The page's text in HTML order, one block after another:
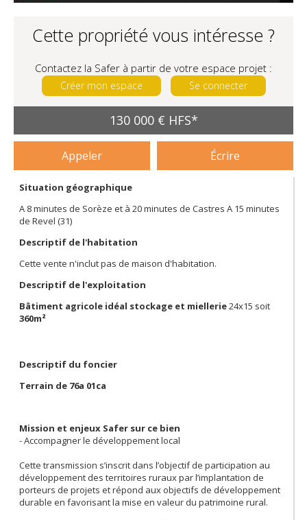
Cette propriété vous intéresse ?
Contactez la Safer à partir de votre espace projet :
Créer mon espace Se connecter
130 000 € HFS*
Appeler Écrire
Situation géographique
A 8 minutes de Sorèze et à 20 minutes de Castres A 15 minutes
de Revel (31)
Descriptif de l'habitation
Cette vente n'inclut pas de maison d'habitation.
Descriptif de l'exploitation
Bâtiment agricole idéal stockage et miellerie24x15 soit
360m²
Descriptif du foncier
Terrain de 76a 01ca
Mission et enjeux Safer sur ce bien
- Accompagner le développement local
Cette transmission s’inscrit dans l’objectif de participation au
développement des territoires ruraux par l’implantation de
porteurs de projets et répond aux objectifs de développement
durable en favorisant la mise en valeur du patrimoine rural.